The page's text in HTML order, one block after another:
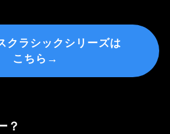
クラシックシリーズは
こちら→
？